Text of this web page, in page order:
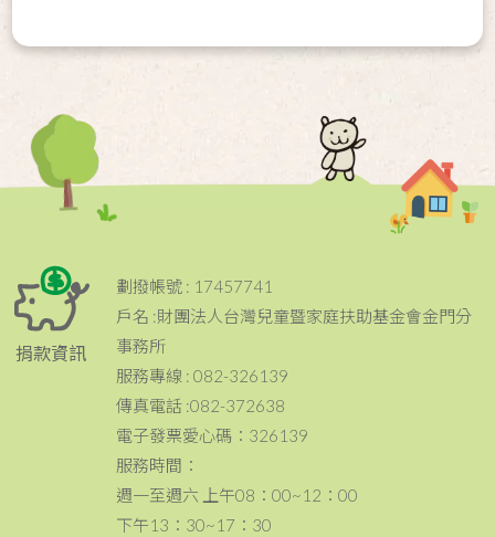
捐款資訊
劃撥帳號 : 17457741
戶名 :財團法人台灣兒童暨家庭扶助基金會金門分
事務所
服務專線 : 082-326139
傳真電話 :082-372638
電子發票愛心碼：326139
服務時間：
週一至週六 上午08：00~12：00
下午13：30~17：30